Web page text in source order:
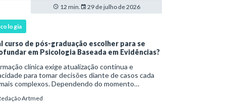
12 min. 29 de julho de 2026
curso de pós-graduação escolher para se
em Psicologia Baseada em Evidências?
clínica exige atualização contínua e
para tomar decisões diante de casos cada
complexos. Dependendo do momento
ampla em , o aprofundamento em ou a
Artmed